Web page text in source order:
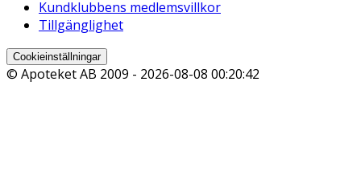
Kundklubbens medlemsvillkor
Tillgänglighet
Cookieinställningar
© Apoteket AB 2009 - 2026-08-08 00:20:42